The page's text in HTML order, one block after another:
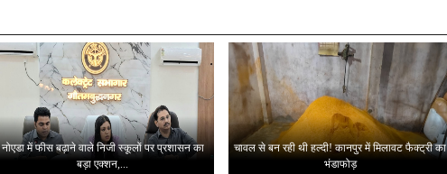
नोएडा में फीस बढ़ाने वाले निजी स्कूलों पर प्रशासन का
बड़ा एक्शन,...
चावल से बन रही थी हल्दी! कानपुर में मिलावट फैक्ट्री का
भंडाफोड़